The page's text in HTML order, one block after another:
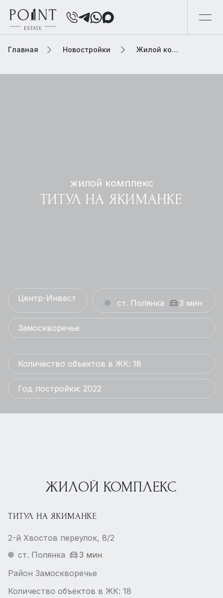
Главная Новостройки Жилой комплекс титул на якиманке
жилой комплекс
ТИТУЛ НА ЯКИМАНКЕ
Центр-Инвест ст. Полянка 3 мин
Замоскворечье
Количество объектов в ЖК: 18
Год постройки: 2022
ЖИЛОЙ КОМПЛЕКС
ТИТУЛ НА ЯКИМАНКЕ
2-й Хвостов переулок, 8/2
ст. Полянка
3 мин
Район Замоскворечье
Количество объектов в ЖК: 18